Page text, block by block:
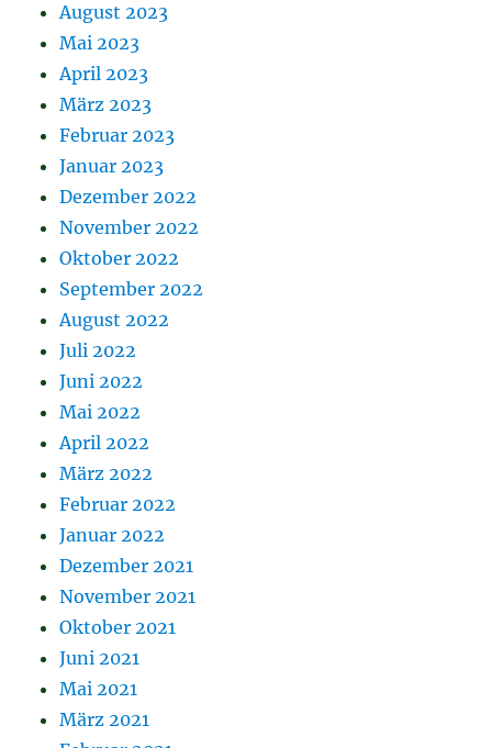
August 2023
Mai 2023
April 2023
März 2023
Februar 2023
Januar 2023
Dezember 2022
November 2022
Oktober 2022
September 2022
August 2022
Juli 2022
Juni 2022
Mai 2022
April 2022
März 2022
Februar 2022
Januar 2022
Dezember 2021
November 2021
Oktober 2021
Juni 2021
Mai 2021
März 2021